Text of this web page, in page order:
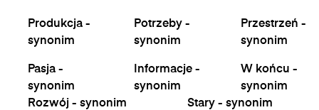
Produkcja -
synonim
Pasja -
synonim
Potrzeby -
synonim
Informacje -
synonim
Przestrzeń -
synonim
W końcu -
synonim
Rozwój - synonim
Stary - synonim